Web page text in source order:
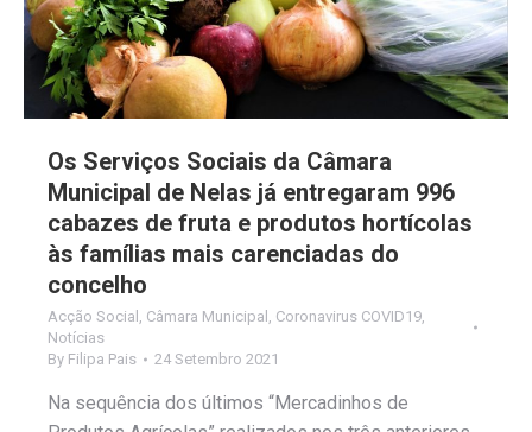
Os Serviços Sociais da Câmara
Municipal de Nelas já entregaram 996
cabazes de fruta e produtos hortícolas
às famílias mais carenciadas do
concelho
Acção Social Câmara Municipal Coronavirus COVID19
Notícias
By Filipa Pais 24 Setembro 2021
Na sequência dos últimos “Mercadinhos de